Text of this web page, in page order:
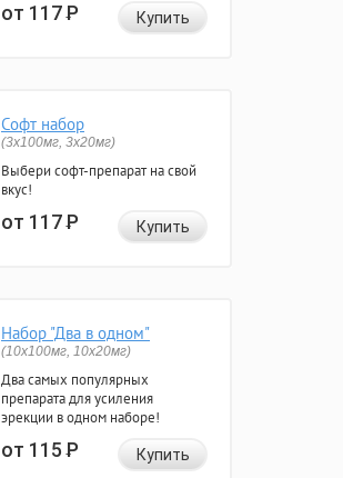
от 117Р Купить
Софт набор
(3x100мг, 3x20мг)
Выбери софт-препарат на свой
вкус!
от 117Р Купить
Набор "Два в одном"
(10x100мг, 10x20мг)
Два самых популярных
препарата для усиления
эрекции в одном наборе!
от 115Р Купить